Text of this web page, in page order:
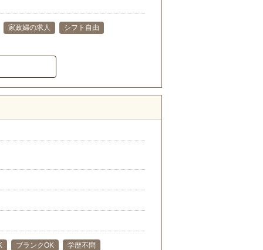
家政婦の求人 シフト自由
ブランクOK 学歴不問